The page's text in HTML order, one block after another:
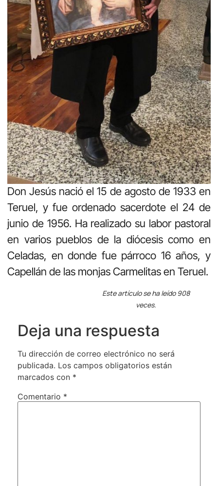
Don Jesús nació el 15 de agosto de 1933 en
Teruel, y fue ordenado sacerdote el 24 de
junio de 1956. Ha realizado su labor pastoral
en varios pueblos de la diócesis como en
Celadas, en donde fue párroco 16 años, y
Capellán de las monjas Carmelitas en Teruel.
Este artículo se ha leído 908
veces.
Deja una respuesta
Tu dirección de correo electrónico no será
publicada. Los campos obligatorios están
marcados con *
Comentario *